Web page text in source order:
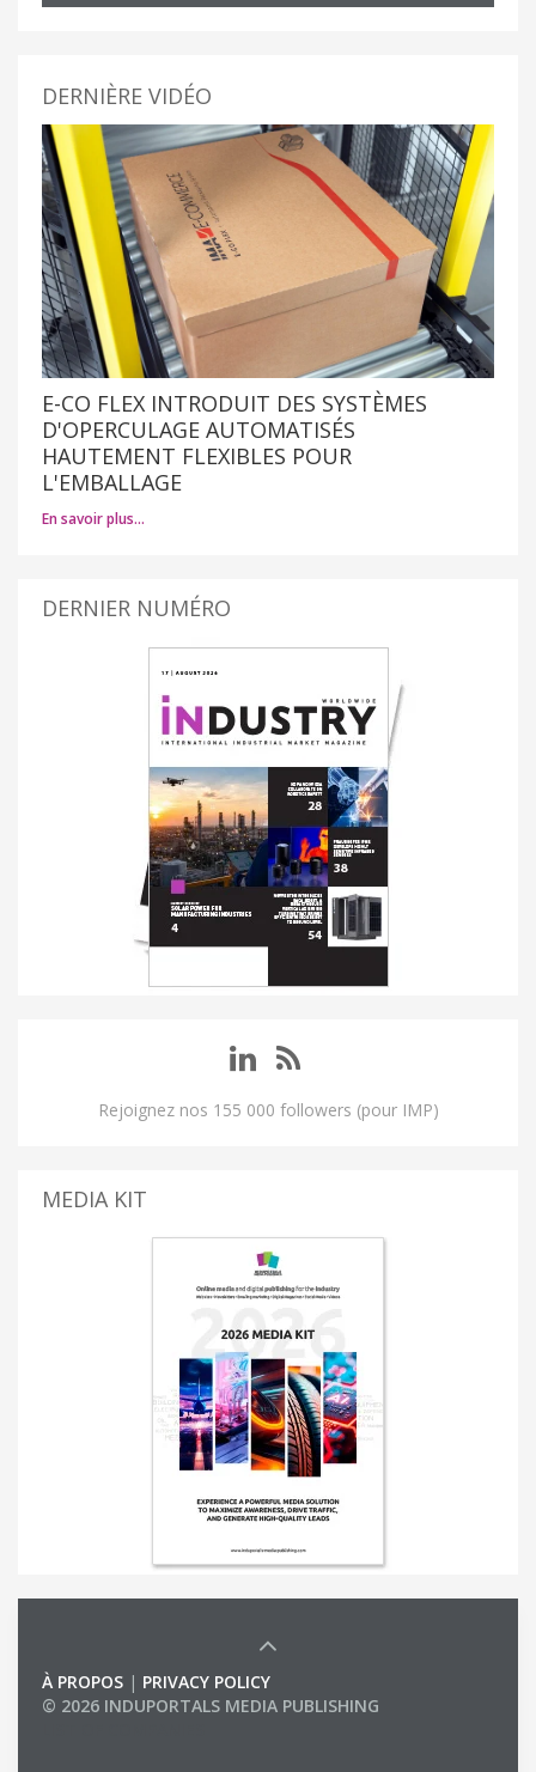
DERNIÈRE VIDÉO
E-CO FLEX INTRODUIT DES SYSTÈMES
D'OPERCULAGE AUTOMATISÉS
HAUTEMENT FLEXIBLES POUR
L'EMBALLAGE
En savoir plus…
DERNIER NUMÉRO
Rejoignez nos 155 000 followers (pour IMP)
MEDIA KIT
À PROPOS | PRIVACY POLICY
© 2026 INDUPORTALS MEDIA PUBLISHING